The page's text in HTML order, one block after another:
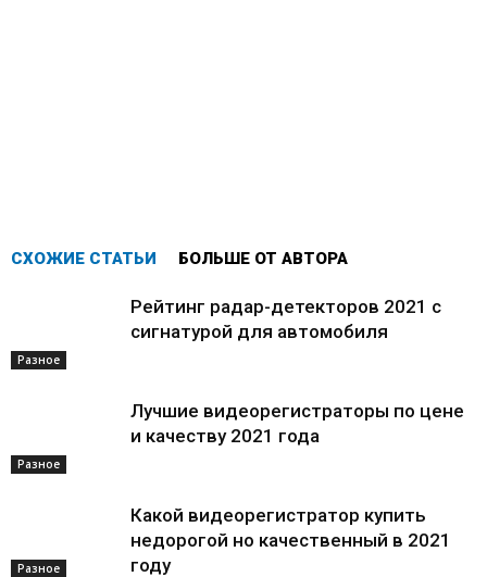
СХОЖИЕ СТАТЬИ БОЛЬШЕ ОТ АВТОРА
Разное
Рейтинг радар-детекторов 2021 с
сигнатурой для автомобиля
Разное
Лучшие видеорегистраторы по цене
и качеству 2021 года
Разное
Какой видеорегистратор купить
недорогой но качественный в 2021
году